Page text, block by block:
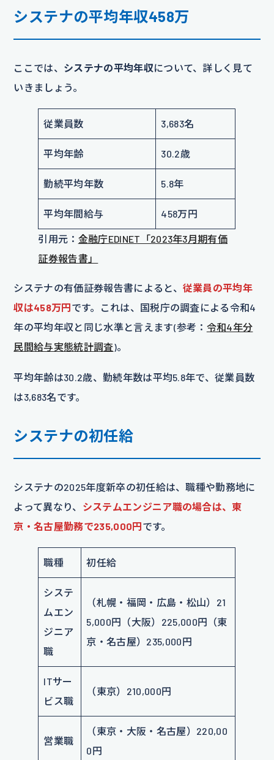
システナの平均年収458万
ここでは、 システナの平均年収について、詳しく見て
いきましょう。
従業員数 3,683名
平均年齢 30.2歳
勤続平均年数 5.8年
平均年間給与 458万円
引用元： 金融庁EDINET「2023年3月期有価
証券報告書」
システナの有価証券報告書によると、 従業員の平均年
収は458万円です。これは、国税庁の調査による令和4
年の平均年収と同じ水準と言えます(参考： 令和4年分
民間給与実態統計調査)。
平均年齢は30.2歳、勤続年数は平均5.8年で、従業員数
は3,683名です。
システナの初任給
システナの2025年度新卒の初任給は、職種や勤務地に
よって異なり、 システムエンジニア職の場合は、東
京・名古屋勤務で235,000円です。
職種 初任給
システ
ムエン
ジニア
職
（札幌・福岡・広島・松山）21
5,000円（大阪）225,000円（東
京・名古屋）235,000円
ITサー
ビス職
（東京）210,000円
営業職
（東京・大阪・名古屋）220,00
0円